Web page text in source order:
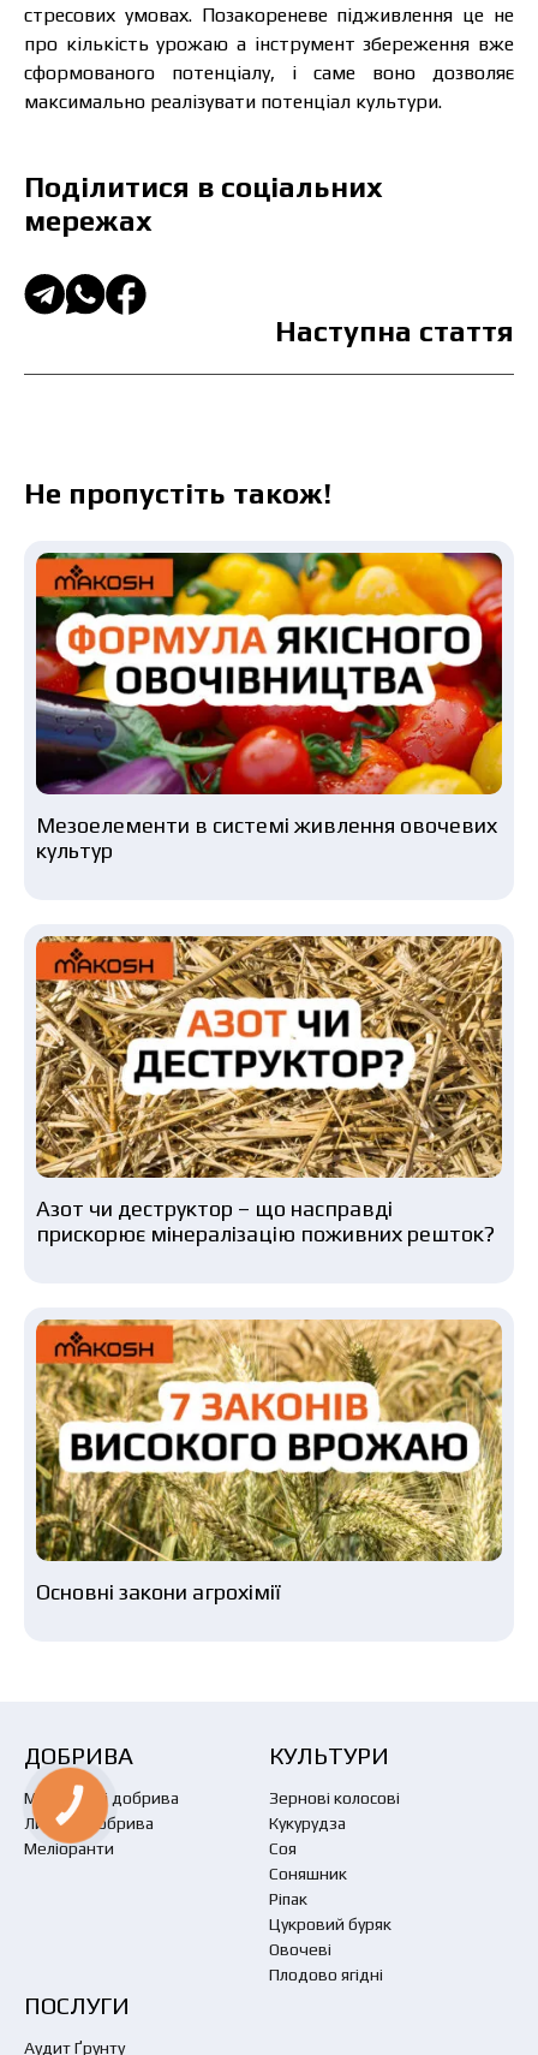
стресових умовах. Позакореневе підживлення це не
про кількість урожаю а інструмент збереження вже
сформованого потенціалу, і саме воно дозволяє
максимально реалізувати потенціал культури.
Поділитися в соціальних
мережах
Наступна стаття
Не пропустіть також!
Мезоелементи в системі живлення овочевих
культур
Азот чи деструктор – що насправді
прискорює мінералізацію поживних решток?
Основні закони агрохімії
ДОБРИВА
Мінеральні добрива
Листові добрива
Меліоранти
КУЛЬТУРИ
Зернові колосові
Кукурудза
Соя
Соняшник
Ріпак
Цукровий буряк
Овочеві
Плодово ягідні
ПОСЛУГИ
Аудит Ґрунту